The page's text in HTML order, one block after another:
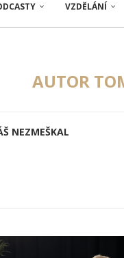
VZDĚLÁNÍ
AUTOR
NEZMEŠKAL